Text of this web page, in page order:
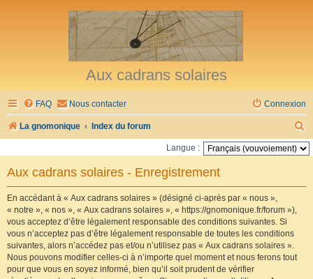
Aux cadrans solaires
FAQ Nous contacter Connexion
La gnomonique Index du forum
e
Langue :
Aux cadrans solaires - Enregistrement
En accédant à « Aux cadrans solaires » (désigné ci-après par « nous »,
« notre », « nos », « Aux cadrans solaires », « https://gnomonique.fr/forum »),
vous acceptez d’être légalement responsable des conditions suivantes. Si
vous n’acceptez pas d’être légalement responsable de toutes les conditions
suivantes, alors n’accédez pas et/ou n’utilisez pas « Aux cadrans solaires ».
Nous pouvons modifier celles-ci à n’importe quel moment et nous ferons tout
pour que vous en soyez informé, bien qu’il soit prudent de vérifier